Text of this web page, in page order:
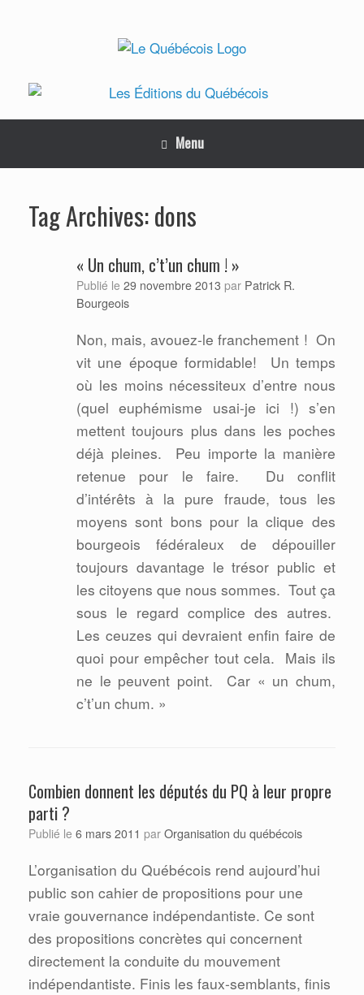
Menu
Tag Archives:dons
« Un chum, c’t’un chum ! »
Publié le 29 novembre 2013 par Patrick R.
Bourgeois
Non, mais, avouez-le franchement ! On
vit une époque formidable!
Un temps
où les moins nécessiteux d’entre nous
(quel euphémisme usai-je ici !) s’en
mettent toujours plus dans les poches
déjà pleines.
Peu importe la manière
retenue pour le faire.
Du conflit
d’intérêts à la pure fraude, tous les
moyens sont bons pour la clique des
bourgeois fédéraleux de dépouiller
toujours davantage le trésor public et
les citoyens que nous sommes. Tout ça
sous le regard complice des autres.
Les ceuzes qui devraient enfin faire de
quoi pour empêcher tout cela. Mais ils
ne le peuvent point.
Car « un chum,
c’t’un chum. »
Combien donnent les députés du PQ à leur propre
parti ?
Publié le 6 mars 2011 par Organisation du québécois
L’organisation du Québécois rend aujourd’hui
public son cahier de propositions pour une
vraie gouvernance indépendantiste. Ce sont
des propositions concrètes qui concernent
directement la conduite du mouvement
indépendantiste. Finis les faux-semblants, finis